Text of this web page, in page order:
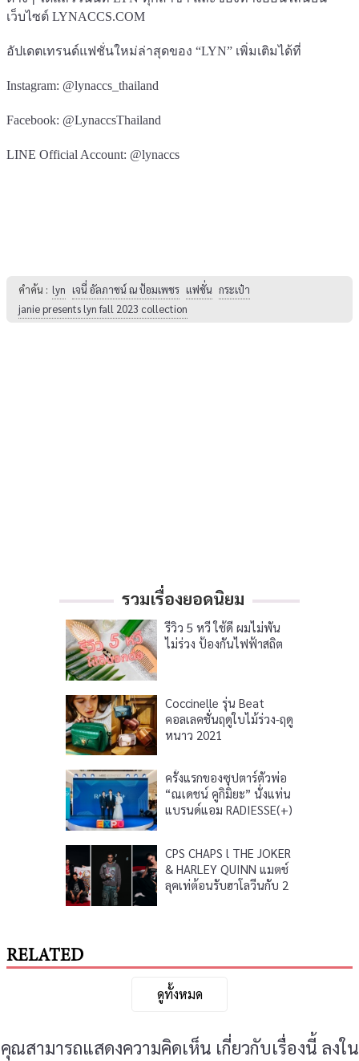
เว็บไซต์ LYNACCS.COM
อัปเดตเทรนด์แฟชั่นใหม่ล่าสุดของ “LYN” เพิ่มเติมได้ที่
Instagram: @lynaccs_thailand
Facebook: @LynaccsThailand
LINE Official Account: @lynaccs
คำค้น : lyn เจนี่ อัลภาชน์ ณ ป้อมเพชร แฟชั่น กระเป๋า
janie presents lyn fall 2023 collection
รวมเรื่องยอดนิยม
รีวิว 5 หวี ใช้ดี ผมไม่พัน
ไม่ร่วง ป้องกันไฟฟ้าสถิต
Coccinelle รุ่น Beat
คอลเลคชั่นฤดูใบไม้ร่วง-ฤดู
หนาว 2021
ครั้งแรกของซุปตาร์ตัวพ่อ
“ณเดชน์ คูกิมิยะ” นั่งแท่น
แบรนด์แอม RADIESSE(+)
CPS CHAPS l THE JOKER
& HARLEY QUINN แมตช์
ลุคเท่ต้อนรับฮาโลวีนกับ 2
RELATED
ดูทั้งหมด
คุณสามารถแสดงความคิดเห็น เกี่ยวกับเรื่องนี้ ลงใน